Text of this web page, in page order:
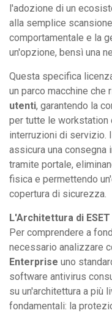
l'adozione di un
alla semplice
comportamentale e la
un'opzione, bensì una
Questa specifica
un parco macchine che
utenti, garantendo la
per tutte le workstation
interruzioni di servizio.
assicura una consegna
tramite portale,
fisica e permettendo
copertura di sicurezza.
L'Architettura di
Per comprendere a
necessario analizzare
Enterprise uno
software antivirus
su un'architettura a più
fondamentali: la